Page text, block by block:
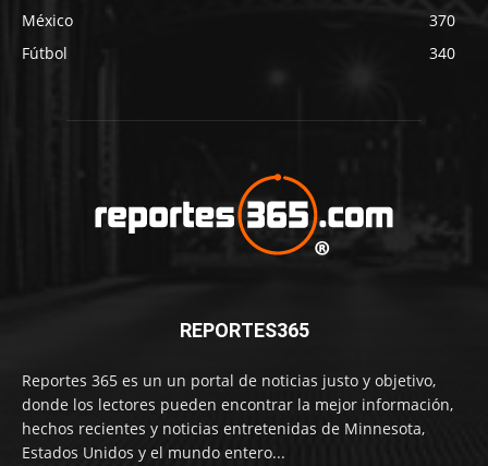
México
370
Fútbol
340
REPORTES365
Reportes 365 es un un portal de noticias justo y objetivo,
donde los lectores pueden encontrar la mejor información,
hechos recientes y noticias entretenidas de Minnesota,
Estados Unidos y el mundo entero...